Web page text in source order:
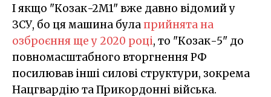
І якщо "Козак-2М1" вже давно відомий у
ЗСУ, бо ця машина булаприйнята на
озброєння ще у 2020 році, то "Козак-5" до
повномасштабного вторгнення РФ
посилював інші силові структури, зокрема
Нацгвардію та Прикордонні війська.